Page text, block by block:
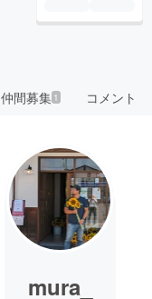
仲間募集 1 コメント
mura_